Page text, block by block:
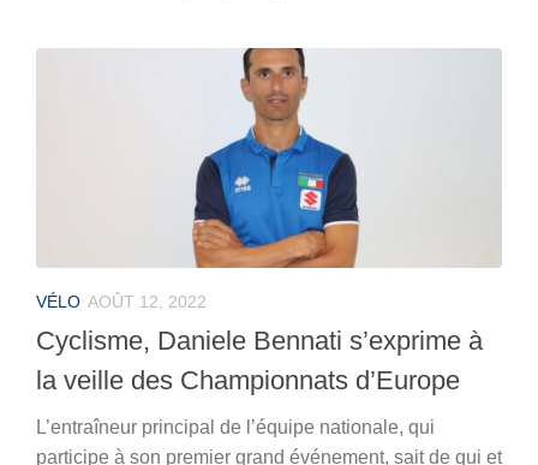
VÉLO AOÛT 12, 2022
Cyclisme, Daniele Bennati s’exprime à
la veille des Championnats d’Europe
L’entraîneur principal de l’équipe nationale, qui
participe à son premier grand événement, sait de qui et